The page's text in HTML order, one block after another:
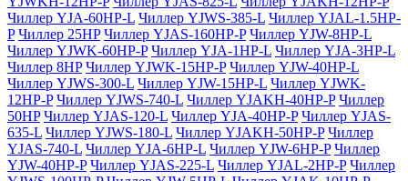
Чиллер YJA-60HP-L Чиллер YJWS-385-L Чиллер YJAL-1.5HP-
P Чиллер 25HP Чиллер YJAS-160HP-P Чиллер YJW-8HP-L
Чиллер YJWK-60HP-P Чиллер YJA-1HP-L Чиллер YJA-3HP-L
Чиллер 8HP Чиллер YJWK-15HP-P Чиллер YJW-40HP-L
Чиллер YJWS-300-L Чиллер YJW-15HP-L Чиллер YJWK-
12HP-P Чиллер YJWS-740-L Чиллер YJAKH-40HP-P Чиллер
50HP Чиллер YJAS-120-L Чиллер YJA-40HP-P Чиллер YJAS-
635-L Чиллер YJWS-180-L Чиллер YJAKH-50HP-P Чиллер
YJAS-740-L Чиллер YJA-6HP-L Чиллер YJW-6HP-P Чиллер
YJW-40HP-P Чиллер YJAS-225-L Чиллер YJAL-2HP-P Чиллер